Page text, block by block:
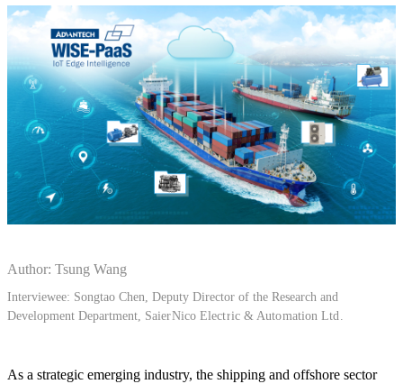
Author: Tsung Wang
Interviewee: Songtao Chen, Deputy Director of the Research and
Development Department, SaierNico Electric & Automation Ltd.
As a strategic emerging industry, the shipping and offshore sector